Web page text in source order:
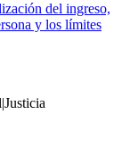
del ingreso,
y los límites
|Justicia